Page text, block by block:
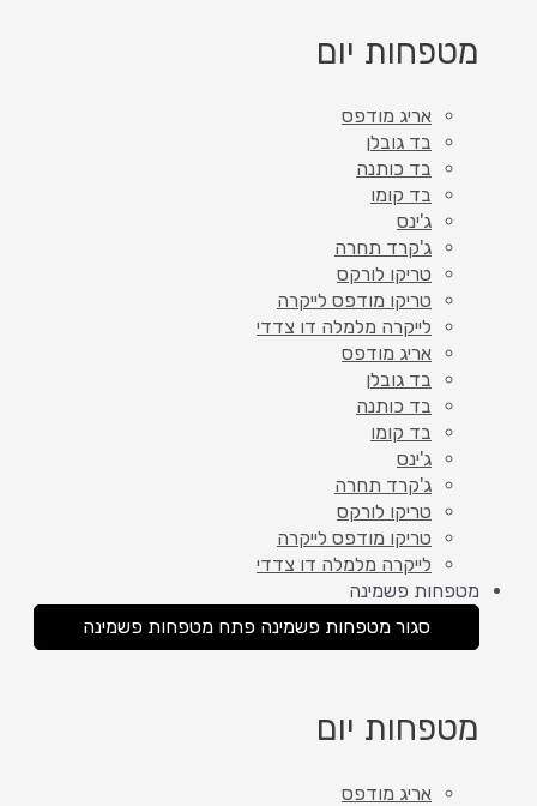
מטפחות יום
אריג מודפס
בד גובלן
בד כותנה
בד קומו
ג'ינס
ג'קרד תחרה
טריקו לורקס
טריקו מודפס לייקרה
לייקרה מלמלה דו צדדי
אריג מודפס
בד גובלן
בד כותנה
בד קומו
ג'ינס
ג'קרד תחרה
טריקו לורקס
טריקו מודפס לייקרה
לייקרה מלמלה דו צדדי
מטפחות פשמינה
סגור מטפחות פשמינה פתח מטפחות פשמינה
מטפחות יום
אריג מודפס